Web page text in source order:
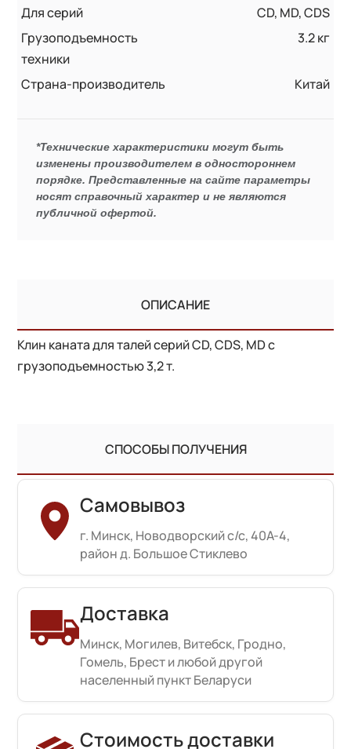
Для серий
CD, MD, CDS
Грузоподъемность
техники
3.2 кг
Страна-производитель Китай
*Технические характеристики могут быть
изменены производителем в одностороннем
порядке. Представленные на сайте параметры
носят справочный характер и не являются
публичной офертой.
ОПИСАНИЕ
Клин каната для талей серий CD, CDS, MD с
грузоподъемностью 3,2 т.
СПОСОБЫ ПОЛУЧЕНИЯ
Самовывоз
г. Минск, Новодворский с/с, 40А-4,
район д. Большое Стиклево
Доставка
Минск, Могилев, Витебск, Гродно,
Гомель, Брест и любой другой
населенный пункт Беларуси
Стоимость доставки